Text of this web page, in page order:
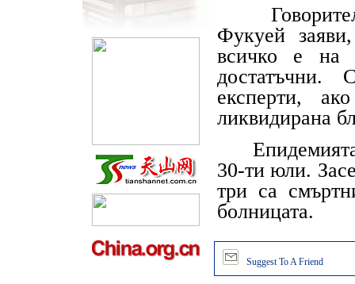
Фукуей
всичко е на
достатъчни.
експерти,
ликвидирана
Епидемията
30-ти юли.
три са
болницата.
Suggest To A Friend